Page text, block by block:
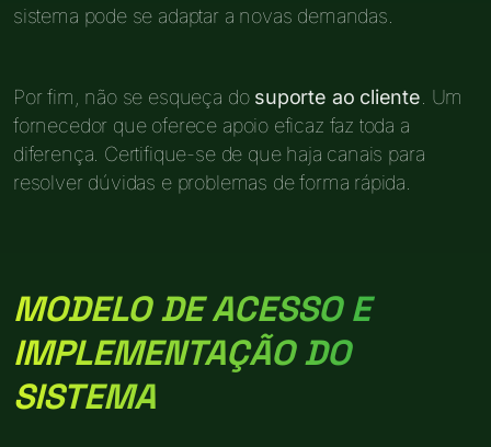
sistema pode se adaptar a novas demandas.
Por fim, não se esqueça do suporte ao cliente . Um
fornecedor que oferece apoio eficaz faz toda a
diferença. Certifique-se de que haja canais para
resolver dúvidas e problemas de forma rápida.
MODELO DE ACESSO E
IMPLEMENTAÇÃO DO
SISTEMA